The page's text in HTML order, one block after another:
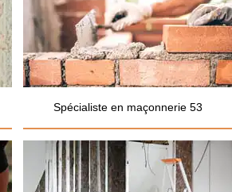
Spécialiste en maçonnerie 53